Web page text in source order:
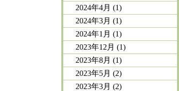
2024年4月 (1)
2024年3月 (1)
2024年1月 (1)
2023年12月 (1)
2023年8月 (1)
2023年5月 (2)
2023年3月 (2)